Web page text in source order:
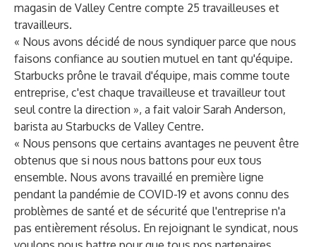
magasin de Valley Centre compte 25 travailleuses et
travailleurs.
« Nous avons décidé de nous syndiquer parce que nous
faisons confiance au soutien mutuel en tant qu'équipe.
Starbucks prône le travail d'équipe, mais comme toute
entreprise, c'est chaque travailleuse et travailleur tout
seul contre la direction », a fait valoir Sarah Anderson,
barista au Starbucks de Valley Centre.
« Nous pensons que certains avantages ne peuvent être
obtenus que si nous nous battons pour eux tous
ensemble. Nous avons travaillé en première ligne
pendant la pandémie de COVID-19 et avons connu des
problèmes de santé et de sécurité que l'entreprise n'a
pas entièrement résolus. En rejoignant le syndicat, nous